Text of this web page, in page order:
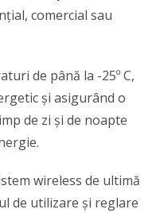
comercial sau
de până la -25º C,
şi asigurând o
de zi şi de noapte
wireless de ultimă
de utilizare şi reglare